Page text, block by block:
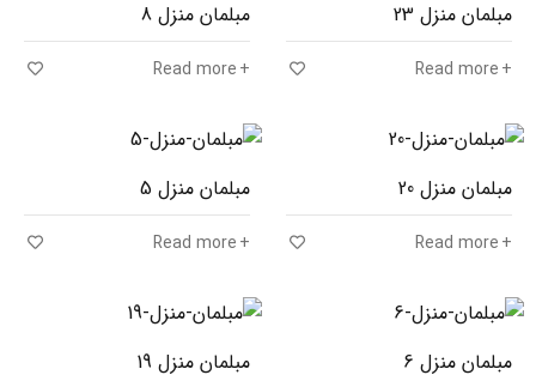
مبلمان منزل 23
Read more
مبلمان منزل 8
Read more
مبلمان منزل 20
Read more
مبلمان منزل 5
Read more
مبلمان منزل 6 مبلمان منزل 19